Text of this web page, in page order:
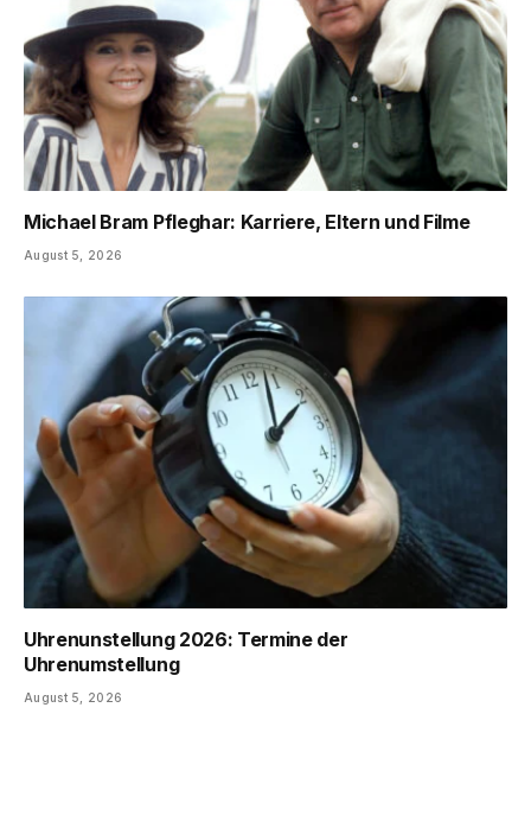
Michael Bram Pfleghar: Karriere, Eltern und Filme
August 5, 2026
Uhrenunstellung 2026: Termine der
Uhrenumstellung
August 5, 2026